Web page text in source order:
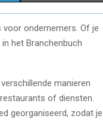
H
A
O
N
voor ondernemers. Of je
het Branchenbuch
manieren
of diensten.
georganiseerd, zodat je